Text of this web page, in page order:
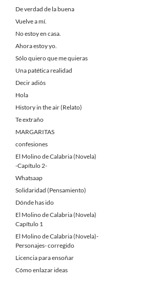
De verdad de la buena
Vuelve a mí.
No estoy en casa.
Ahora estoy yo.
Sólo quiero que me quieras
Una patética realidad
Decir adiós
Hola
History in the air (Relato)
Te extraño
MARGARITAS
confesiones
El Molino de Calabria (Novela)
-Capítulo 2-
Whatsaap
Solidaridad (Pensamiento)
Dónde has ido
El Molino de Calabria (Novela)
Capítulo 1
El Molino de Calabria (Novela)-
Personajes- corregido
Licencia para ensoñar
Cómo enlazar ideas